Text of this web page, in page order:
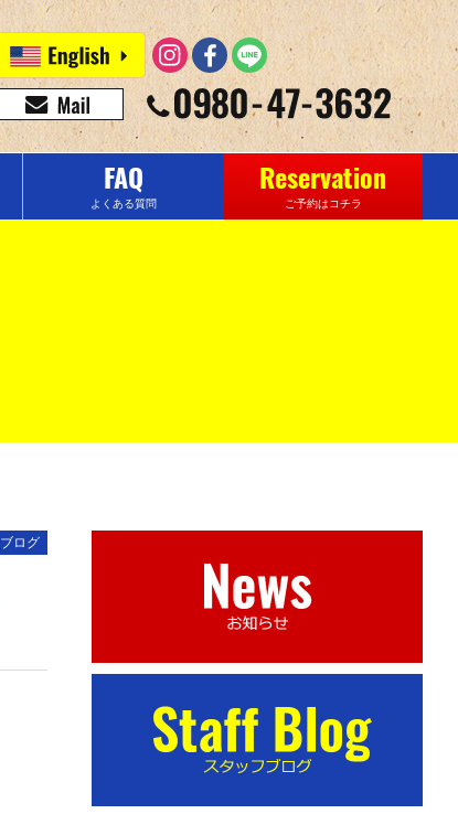
FAQ
よくある質問
Reservation
ご予約はコチラ
ブログ